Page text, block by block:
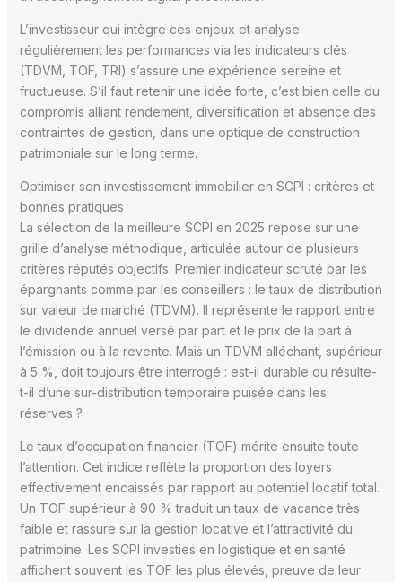
L’investisseur qui intègre ces enjeux et analyse
régulièrement les performances via les indicateurs clés
(TDVM, TOF, TRI) s’assure une expérience sereine et
fructueuse. S’il faut retenir une idée forte, c’est bien celle du
compromis alliant rendement, diversification et absence des
contraintes de gestion, dans une optique de construction
patrimoniale sur le long terme.
Optimiser son investissement immobilier en SCPI : critères et
bonnes pratiques
La sélection de la meilleure SCPI en 2025 repose sur une
grille d’analyse méthodique, articulée autour de plusieurs
critères réputés objectifs. Premier indicateur scruté par les
épargnants comme par les conseillers : le taux de distribution
sur valeur de marché (TDVM). Il représente le rapport entre
le dividende annuel versé par part et le prix de la part à
l’émission ou à la revente. Mais un TDVM alléchant, supérieur
à 5 %, doit toujours être interrogé : est-il durable ou résulte-
t-il d’une sur-distribution temporaire puisée dans les
réserves ?
Le taux d’occupation financier (TOF) mérite ensuite toute
l’attention. Cet indice reflète la proportion des loyers
effectivement encaissés par rapport au potentiel locatif total.
Un TOF supérieur à 90 % traduit un taux de vacance très
faible et rassure sur la gestion locative et l’attractivité du
patrimoine. Les SCPI investies en logistique et en santé
affichent souvent les TOF les plus élevés, preuve de leur